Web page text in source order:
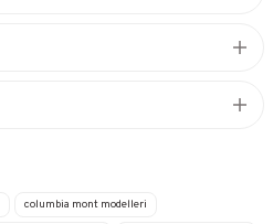
columbia mont modelleri